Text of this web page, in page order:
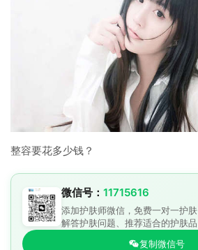
整容要花多少钱？
微信号： 11715616
添加护肤师微信，免费一对一护肤
解答护肤问题、推荐适合的护肤品
复制微信号